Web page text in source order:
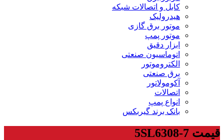
کابل و اتصالات شبکه
هیدرولیک
موتور برق گازی
موتور پمپ
ابزار دقیق
اتوماسیون صنعتی
الکتروموتور
برق صنعتی
آکومولاتور
اتصالات
انواع پمپ
بانک برند گیربکس
قیمت 5SL6308-7